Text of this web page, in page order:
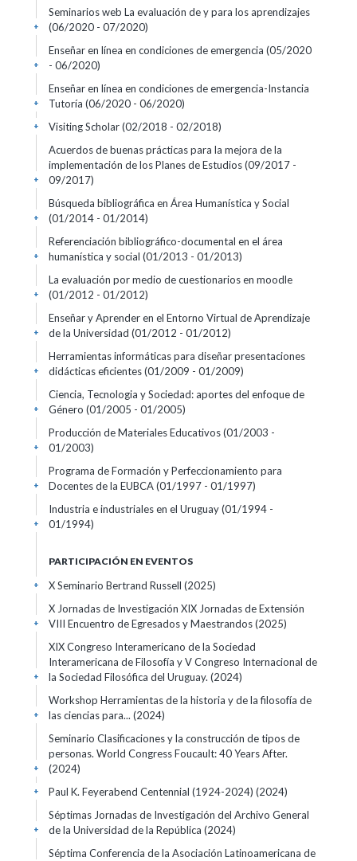
Seminarios web La evaluación de y para los aprendizajes
(06/2020 - 07/2020)
+
Enseñar en línea en condiciones de emergencia (05/2020
- 06/2020)
+
Enseñar en línea en condiciones de emergencia-Instancia
Tutoría (06/2020 - 06/2020)
+
Visiting Scholar(02/2018 - 02/2018)
+
Acuerdos de buenas prácticas para la mejora de la
implementación de los Planes de Estudios(09/2017 -
09/2017)
+
Búsqueda bibliográfica en Área Humanística y Social
(01/2014 - 01/2014)
+
Referenciación bibliográfico-documental en el área
humanística y social (01/2013 - 01/2013)
+
La evaluación por medio de cuestionarios en moodle
(01/2012 - 01/2012)
+
Enseñar y Aprender en el Entorno Virtual de Aprendizaje
de la Universidad (01/2012 - 01/2012)
+
Herramientas informáticas para diseñar presentaciones
didácticas eficientes(01/2009 - 01/2009)
+
Ciencia, Tecnologia y Sociedad: aportes del enfoque de
Género (01/2005 - 01/2005)
+
Producción de Materiales Educativos(01/2003 -
01/2003)
+
Programa de Formación y Perfeccionamiento para
Docentes de la EUBCA(01/1997 - 01/1997)
+
Industria e industriales en el Uruguay(01/1994 -
01/1994)
+
PARTICIPACIÓN EN EVENTOS
X Seminario Bertrand Russell (2025)
+
X Jornadas de Investigación XIX Jornadas de Extensión
VIII Encuentro de Egresados y Maestrandos(2025)
+
XIX Congreso Interamericano de la Sociedad
Interamericana de Filosofía y V Congreso Internacional de
la Sociedad Filosófica del Uruguay. (2024)
+
Workshop Herramientas de la historia y de la filosofía de
las ciencias para... (2024)
+
Seminario Clasificaciones y la construcción de tipos de
personas. World Congress Foucault: 40 Years After.
(2024)
+
Paul K. Feyerabend Centennial (1924-2024) (2024)
+
Séptimas Jornadas de Investigación del Archivo General
de la Universidad de la República (2024)
+
Séptima Conferencia de la Asociación Latinoamericana de